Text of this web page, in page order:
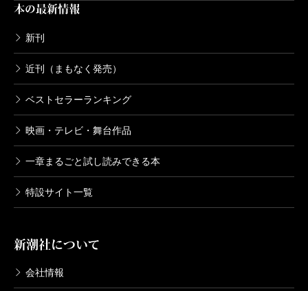
本の最新情報
新刊
近刊（まもなく発売）
ベストセラーランキング
映画・テレビ・舞台作品
一章まるごと試し読みできる本
特設サイト一覧
新潮社について
会社情報